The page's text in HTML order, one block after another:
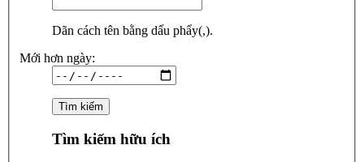
Dãn cách tên bằng dấu phẩy(,).
Mới hơn ngày:
Tìm kiếm hữu ích